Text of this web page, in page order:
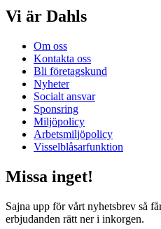
Vi är Dahls
Om oss
Kontakta oss
Bli företagskund
Nyheter
Socialt ansvar
Sponsring
Miljöpolicy
Arbetsmiljöpolicy
Visselblåsarfunktion
Missa inget!
Sajna upp för vårt nyhetsbrev så
erbjudanden rätt ner i inkorgen.